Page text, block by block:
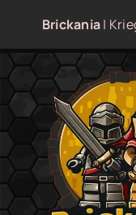
springen
Brickania|